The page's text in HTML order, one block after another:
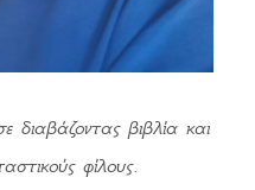
βιβλία και
φίλους.